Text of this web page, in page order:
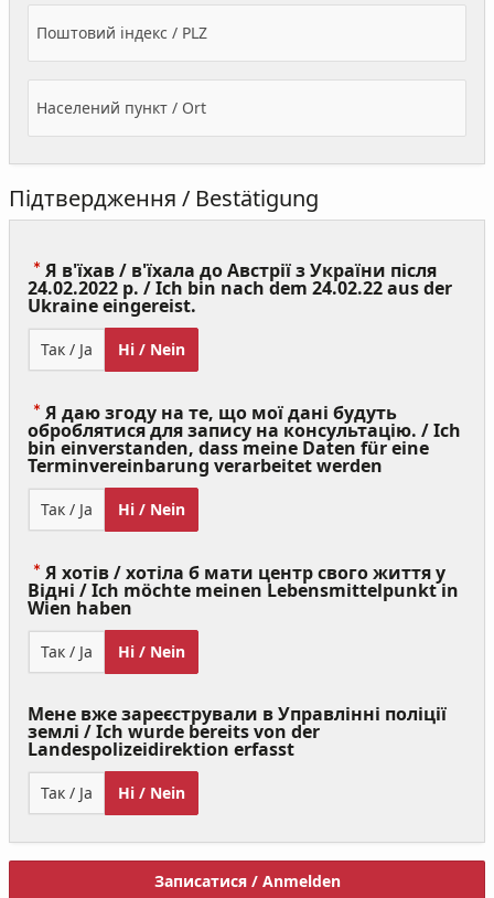
Поштовий індекс / PLZ
Населений пункт / Ort
Підтвердження / Bestätigung
Я в'їхав / в'їхала до Австрії з України після
24.02.2022 р. / Ich bin nach dem 24.02.22 aus der
Ukraine eingereist.
Required)
Так / Ja Ні / Nein
Я даю згоду на те, що мої дані будуть
оброблятися для запису на консультацію. / Ich
bin einverstanden, dass meine Daten für eine
Terminvereinbarung verarbeitet werden
Так / Ja Ні / Nein
Я хотів / хотіла б мати центр свого життя у
Відні / Ich möchte meinen Lebensmittelpunkt in
Wien haben
Required)
Так / Ja Ні / Nein
Мене вже зареєстрували в Управлінні поліції
землі / Ich wurde bereits von der
Landespolizeidirektion erfasst
Так / Ja Ні / Nein
Записатися / Anmelden